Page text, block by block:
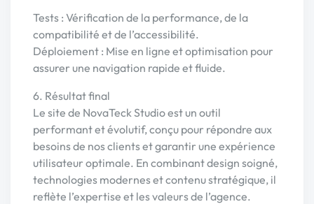
Tests : Vérification de la performance, de la
compatibilité et de l’accessibilité.
Déploiement : Mise en ligne et optimisation pour
assurer une navigation rapide et fluide.
6. Résultat final
Le site de NovaTeck Studio est un outil
performant et évolutif, conçu pour répondre aux
besoins de nos clients et garantir une expérience
utilisateur optimale. En combinant design soigné,
technologies modernes et contenu stratégique, il
reflète l’expertise et les valeurs de l’agence.